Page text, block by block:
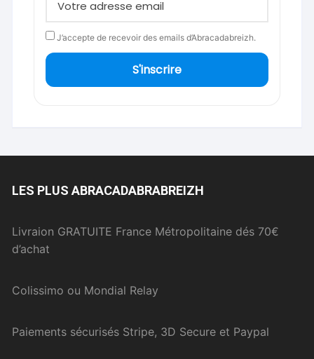
J’accepte de recevoir des emails d’Abracadabreizh.
S'inscrire
LES PLUS ABRACADABRABREIZH
Livraion GRATUITE France Métropolitaine dés 70€
d’achat
Colissimo ou Mondial Relay
Paiements sécurisés Stripe, 3D Secure et Paypal